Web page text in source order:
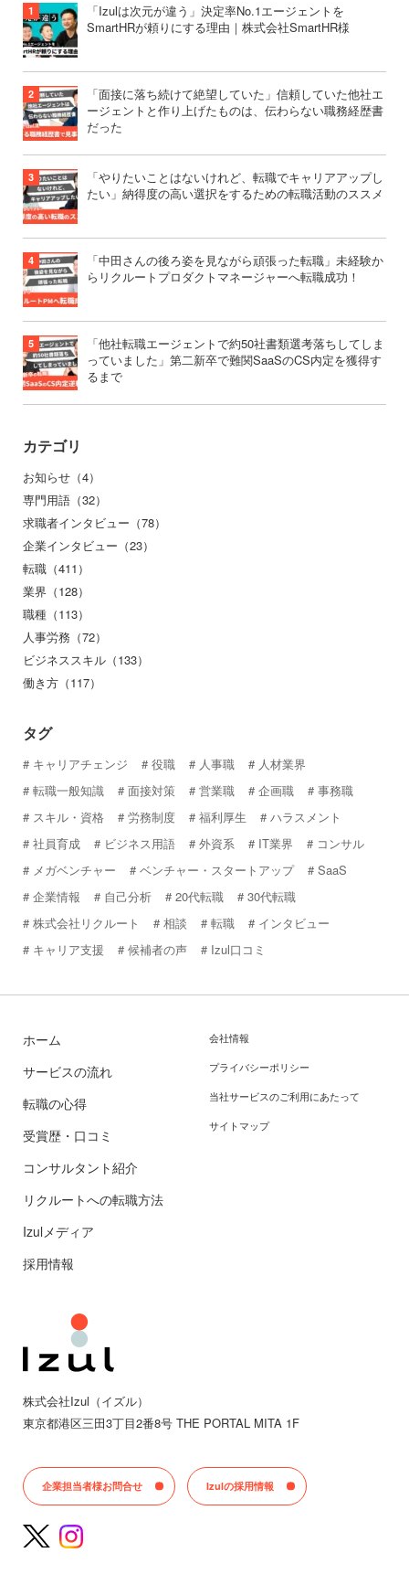
「Izulは次元が違う」決定率No.1エージェントを
SmartHRが頼りにする理由｜株式会社SmartHR様
「面接に落ち続けて絶望していた」信頼していた他社エ
ージェントと作り上げたものは、伝わらない職務経歴書
だった
「やりたいことはないけれど、転職でキャリアアップし
たい」納得度の高い選択をするための転職活動のススメ
「中田さんの後ろ姿を見ながら頑張った転職」未経験か
らリクルートプロダクトマネージャーへ転職成功！
「他社転職エージェントで約50社書類選考落ちしてしま
っていました」第二新卒で難関SaaSのCS内定を獲得す
るまで
カテゴリ
お知らせ（4）
専門用語（32）
求職者インタビュー（78）
企業インタビュー（23）
転職（411）
業界（128）
職種（113）
人事労務（72）
ビジネススキル（133）
働き方（117）
タグ
キャリアチェンジ 役職 人事職
人材業界
転職一般知識
面接対策 営業職 企画職
事務職
スキル・資格
労務制度 福利厚生
ハラスメント
社員育成
ビジネス用語 外資系 IT業界
コンサル
メガベンチャー
ベンチャー・スタートアップ
SaaS
企業情報
自己分析 20代転職
30代転職
株式会社リクルート
相談 転職
インタビュー
キャリア支援
候補者の声 Izul口コミ
株式会社Izul（イズル）
東京都港区三田3丁目2番8号 THE PORTAL MITA 1F
企業担当者様お問合せ Izulの採用情報
ホーム
サービスの流れ
転職の心得
受賞歴・口コミ
コンサルタント紹介
リクルートへの転職方法
Izulメディア
採用情報
会社情報
プライバシーポリシー
当社サービスのご利用にあたって
サイトマップ